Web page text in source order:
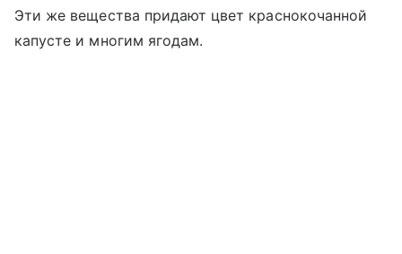
Эти же вещества придают цвет краснокочанной
капусте и многим ягодам.